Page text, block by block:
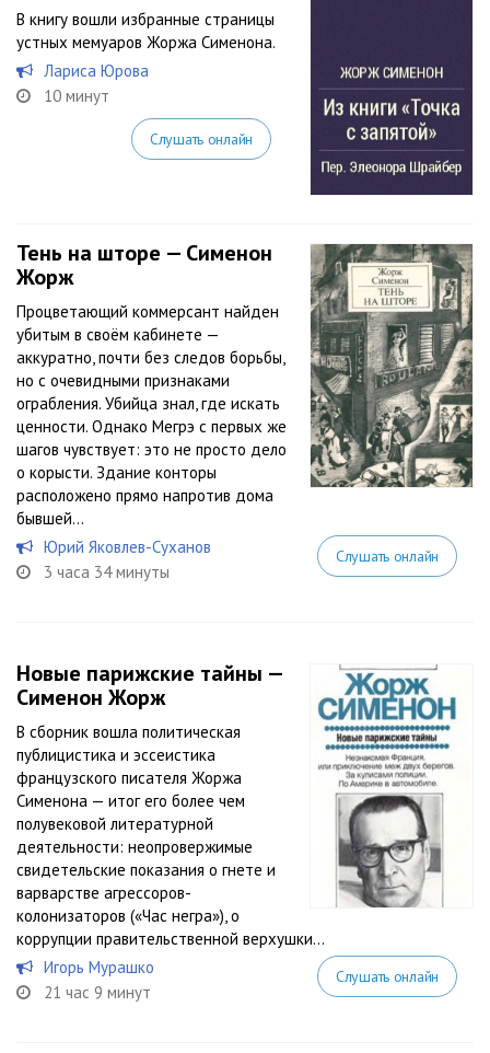
В книгу вошли избранные страницы
устных мемуаров Жоржа Сименона.
Лариса Юрова
10 минут
Слушать онлайн
Тень на шторе — Сименон
Жорж
Процветающий коммерсант найден
убитым в своём кабинете —
аккуратно, почти без следов борьбы,
но с очевидными признаками
ограбления. Убийца знал, где искать
ценности. Однако Мегрэ с первых же
шагов чувствует: это не просто дело
о корысти. Здание конторы
расположено прямо напротив дома
бывшей...
Юрий Яковлев-Суханов
3 часа 34 минуты
Слушать онлайн
Новые парижские тайны —
Сименон Жорж
В сборник вошла политическая
публицистика и эссеистика
французского писателя Жоржа
Сименона — итог его более чем
полувековой литературной
деятельности: неопровержимые
свидетельские показания о гнете и
варварстве агрессоров-
колонизаторов («Час негра»), о
коррупции правительственной верхушки...
Игорь Мурашко
21 час 9 минут
Слушать онлайн